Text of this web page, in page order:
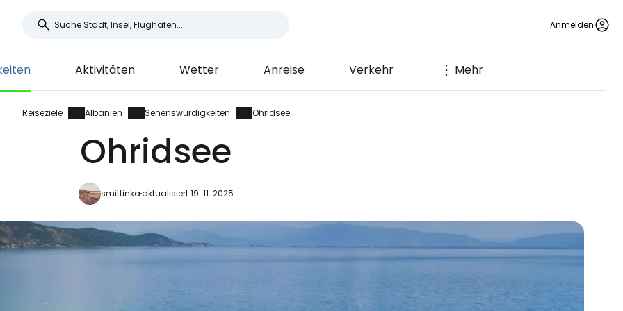
Anmelden
Aktivitäten Wetter Anreise Verkehr Mehr
Reiseziele Albanien Sehenswürdigkeiten Ohridsee
Ohridsee
smittinkaaktualisiert 19. 11. 2025